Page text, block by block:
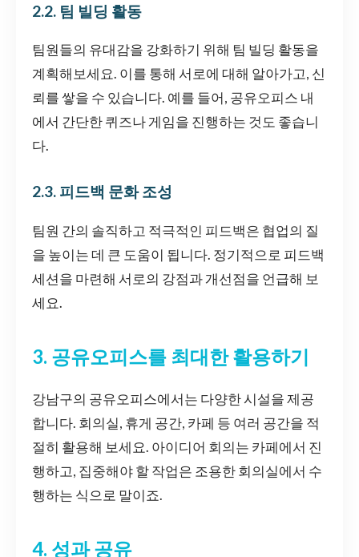
2.2. 팀 빌딩 활동
팀원들의 유대감을 강화하기 위해 팀 빌딩 활동을
계획해보세요. 이를 통해 서로에 대해 알아가고, 신
뢰를 쌓을 수 있습니다. 예를 들어, 공유오피스 내
에서 간단한 퀴즈나 게임을 진행하는 것도 좋습니
다.
2.3. 피드백 문화 조성
팀원 간의 솔직하고 적극적인 피드백은 협업의 질
을 높이는 데 큰 도움이 됩니다. 정기적으로 피드백
세션을 마련해 서로의 강점과 개선점을 언급해 보
세요.
3. 공유오피스를 최대한 활용하기
강남구의 공유오피스에서는 다양한 시설을 제공
합니다. 회의실, 휴게 공간, 카페 등 여러 공간을 적
절히 활용해 보세요. 아이디어 회의는 카페에서 진
행하고, 집중해야 할 작업은 조용한 회의실에서 수
행하는 식으로 말이죠.
4. 성과 공유